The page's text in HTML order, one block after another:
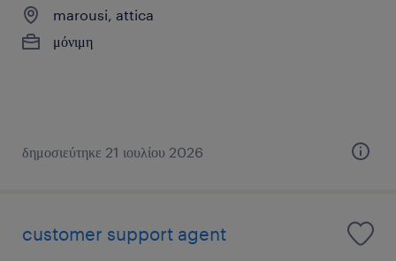
marousi, attica
μόνιμη
δημοσιεύτηκε 21 ιουλίου 2026
customer support agent